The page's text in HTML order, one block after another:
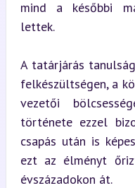
mind a későbbi
lettek.
A tatárjárás
felkészültségen, a
vezetői
története ezzel
csapás után is
ezt az élményt
évszázadokon át.